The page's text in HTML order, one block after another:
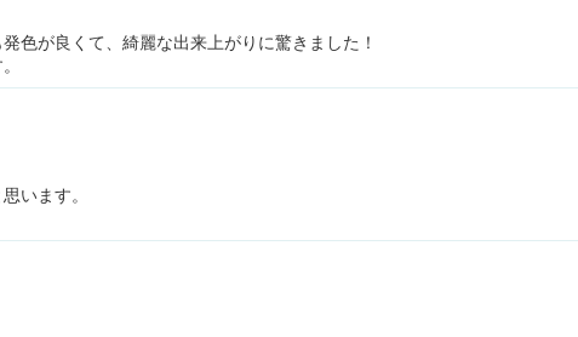
色が良くて、綺麗な出来上がりに驚きました！
います。